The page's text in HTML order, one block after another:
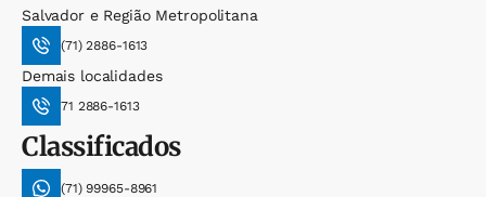
Salvador e Região Metropolitana
(71) 2886-1613
Demais localidades
71 2886-1613
Classificados
(71) 99965-8961